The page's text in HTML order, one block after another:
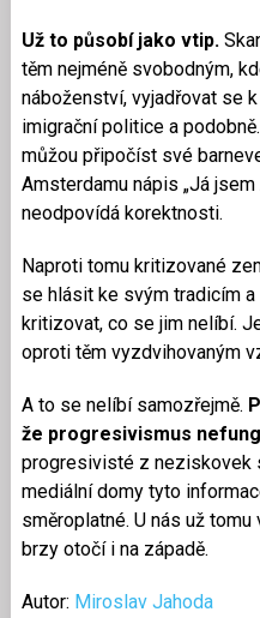
Už to působí jako vtip.
těm nejméně svobodným,
náboženství, vyjadřovat se
imigrační politice a
můžou připočíst své
Amsterdamu nápis „Já
neodpovídá korektnosti.
Naproti tomu kritizované
se hlásit ke svým tradicím
kritizovat, co se jim nelíbí.
oproti těm vyzdvihovaným
A to se nelíbí samozřejmě.
že progresivismus
progresivisté z neziskovek
mediální domy tyto
směroplatné. U nás už
brzy otočí i na západě.
Autor: Miroslav Jahoda